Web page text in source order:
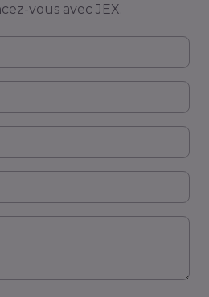
vous avec JEX.